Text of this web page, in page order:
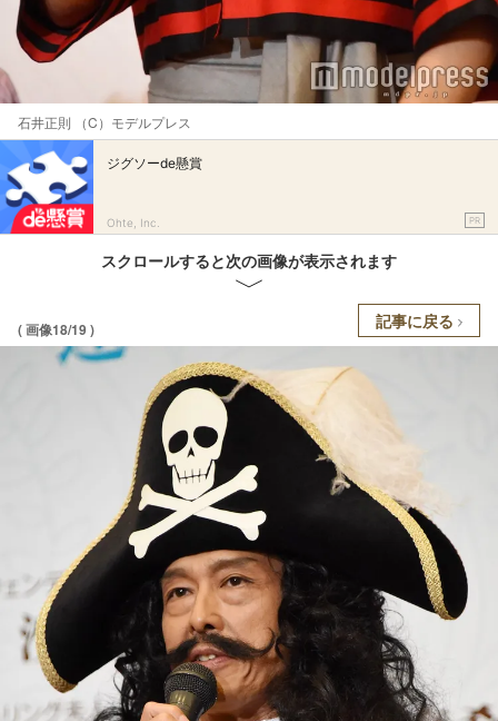
石井正則 （C）モデルプレス
ジグソーde懸賞
Ohte, Inc. PR
スクロールすると次の画像が表示されます
( 画像18/19 ) 記事に戻る